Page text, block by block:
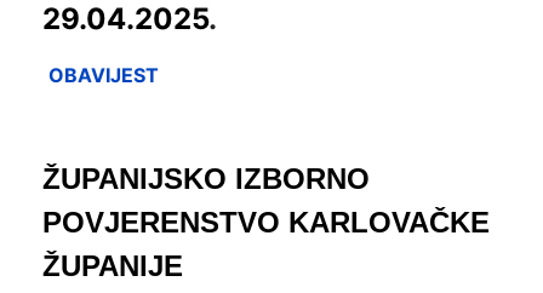
29.04.2025.
OBAVIJEST
ŽUPANIJSKO IZBORNO
POVJERENSTVO KARLOVAČKE
ŽUPANIJE